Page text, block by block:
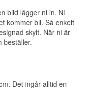
bild lägger ni in. Ni
kommer bli. Så enkelt
skylt. När ni är
beställer.
Det ingår alltid en